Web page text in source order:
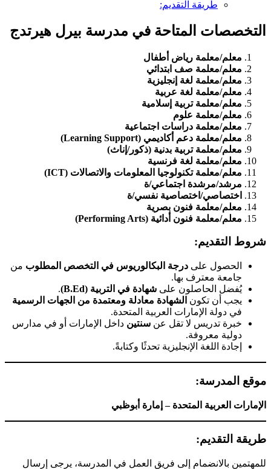
طريقة التقديم:
التخصصات المتاحة في مدرسة بيرل هيرتدج
معلم/معلمة رياض أطفال
معلم/معلمة صف ابتدائي
معلم/معلمة لغة إنجليزية
معلم/معلمة لغة عربية
معلم/معلمة تربية إسلامية
معلم/معلمة علوم
معلم/معلمة دراسات اجتماعية
معلم/معلمة دعم أكاديمي (Learning Support)
معلم/معلمة تربية بدنية (ذكور/إناث)
معلم/معلمة لغة فرنسية
معلم/معلمة تكنولوجيا المعلومات والاتصالات (ICT)
مرشد/مرشدة اجتماعي/ة
اختصاصي/اختصاصية نفسي/ة
معلم/معلمة فنون بصرية
معلم/معلمة فنون أدائية (Performing Arts)
شروط التقديم:
الحصول على درجة البكالوريوس في التخصص المطلوب من
جامعة معترف بها.
يُفضل الحاصلون على شهادة في التربية (B.Ed)
.
يجب أن تكون الشهادة معادلة ومعتمدة من الجهات الرسمية
في دولة الإمارات العربية المتحدة.
خبرة تدريس لا تقل عن سنتين داخل الإمارات أو في مدارس
دولية معروفة.
إجادة اللغة الإنجليزية تحدثًا وكتابةً.
موقع المدرسة:
الإمارات العربية المتحدة – إمارة أبوظبي
طريقة التقديم:
للمهتمين بالانضمام إلى فريق العمل في المدرسة، يرجى إرسال